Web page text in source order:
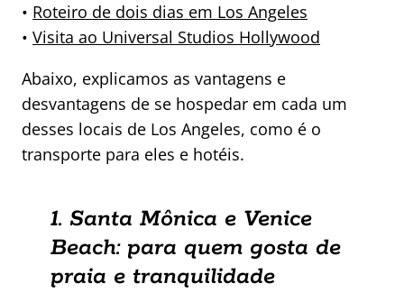
• Roteiro de dois dias em Los Angeles
• Visita ao Universal Studios Hollywood
Abaixo, explicamos as vantagens e
desvantagens de se hospedar em cada um
desses locais de Los Angeles, como é o
transporte para eles e hotéis.
1. Santa Mônica e Venice
Beach: para quem gosta de
praia e tranquilidade